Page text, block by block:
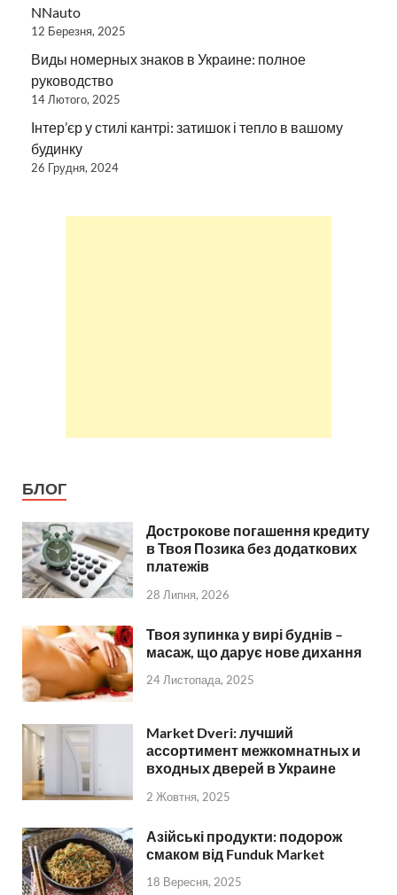
NNauto
12 Березня, 2025
Виды номерных знаков в Украине: полное
руководство
14 Лютого, 2025
Інтер’єр у стилі кантрі: затишок і тепло в вашому
будинку
26 Грудня, 2024
БЛОГ
Дострокове погашення кредиту
в Твоя Позика без додаткових
платежів
28 Липня, 2026
Твоя зупинка у вирі буднів –
масаж, що дарує нове дихання
24 Листопада, 2025
Market Dveri: лучший
ассортимент межкомнатных и
входных дверей в Украине
2 Жовтня, 2025
Азійські продукти: подорож
смаком від Funduk Market
18 Вересня, 2025